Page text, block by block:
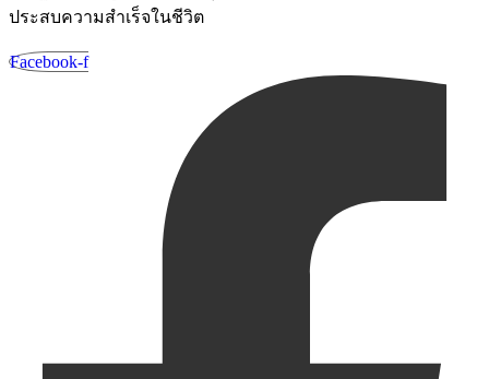
ประสบความสำเร็จในชีวิต
Facebook-f